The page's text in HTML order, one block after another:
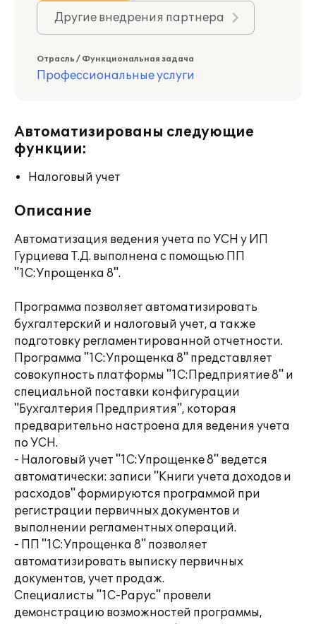
Другие внедрения партнера
Отрасль / Функциональная задача
Профессиональные услуги
Автоматизированы следующие
функции:
Налоговый учет
Описание
Автоматизация ведения учета по УСН у ИП
Гурциева Т.Д. выполнена с помощью ПП
"1С:Упрощенка 8".
Программа позволяет автоматизировать
бухгалтерский и налоговый учет, а также
подготовку регламентированной отчетности.
Программа "1С:Упрощенка 8" представляет
совокупность платформы "1С:Предприятие 8" и
специальной поставки конфигурации
"Бухгалтерия Предприятия", которая
предварительно настроена для ведения учета
по УСН.
- Налоговый учет "1С:Упрощенке 8" ведется
автоматически: записи "Книги учета доходов и
расходов" формируются программой при
регистрации первичных документов и
выполнении регламентных операций.
- ПП "1С:Упрощенка 8" позволяет
автоматизировать выписку первичных
документов, учет продаж.
Специалисты "1С-Рарус" провели
демонстрацию возможностей программы,